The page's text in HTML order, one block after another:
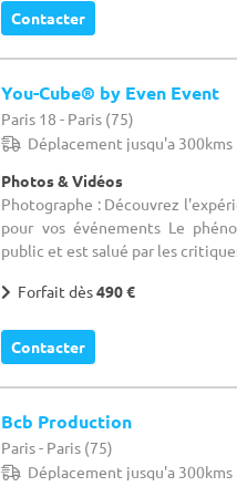
Contacter
You-Cube® by Even Event
Paris 18 - Paris (75)
Déplacement jusqu'a 300kms
Photos & Vidéos
Photographe : Découvrez
pour vos événements Le
public et est salué par les
Forfait dès490 €
Contacter
Bcb Production
Paris - Paris (75)
Déplacement jusqu'a 300kms